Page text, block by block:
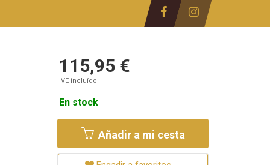
115,95 €
IVE incluído
En stock
Añadir a mi cesta